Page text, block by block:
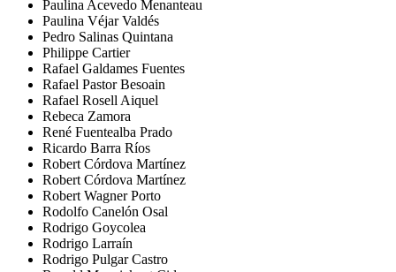
Paulina Acevedo Menanteau
Paulina Véjar Valdés
Pedro Salinas Quintana
Philippe Cartier
Rafael Galdames Fuentes
Rafael Pastor Besoain
Rafael Rosell Aiquel
Rebeca Zamora
René Fuentealba Prado
Ricardo Barra Ríos
Robert Córdova Martínez
Robert Córdova Martínez
Robert Wagner Porto
Rodolfo Canelón Osal
Rodrigo Goycolea
Rodrigo Larraín
Rodrigo Pulgar Castro